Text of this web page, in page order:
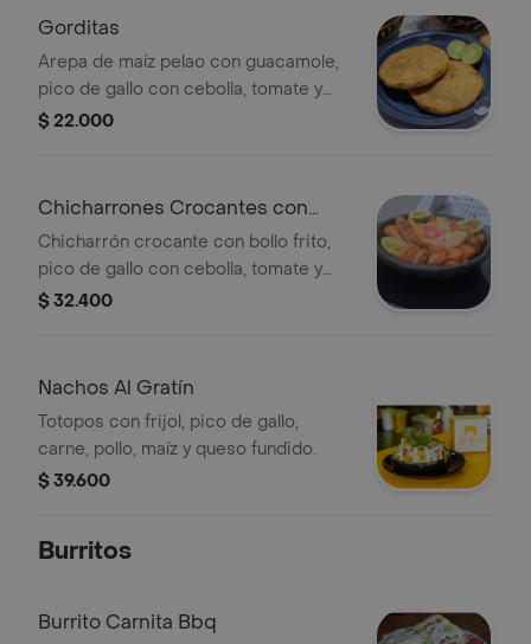
Gorditas
Arepa de maíz pelao con guacamole,
pico de gallo con cebolla, tomate y
cilantro,chicharrón, queso costeño y
$ 22.000
Chicharrones Crocantes con
Bollo Frito
Chicharrón crocante con bollo frito,
pico de gallo con cebolla, tomate y
cilantro.
$ 32.400
Nachos Al Gratín
Totopos con frijol, pico de gallo,
carne, pollo, maíz y queso fundido.
$ 39.600
Burritos
Burrito Carnita Bbq